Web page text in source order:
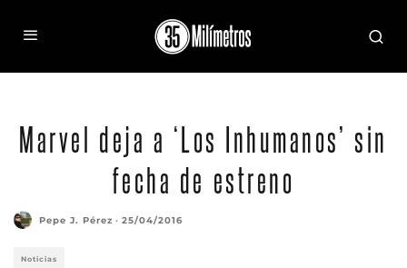
Marvel deja a ‘Los Inhumanos’ sin
fecha de estreno
Pepe J. Pérez · 25/04/2016
Noticias